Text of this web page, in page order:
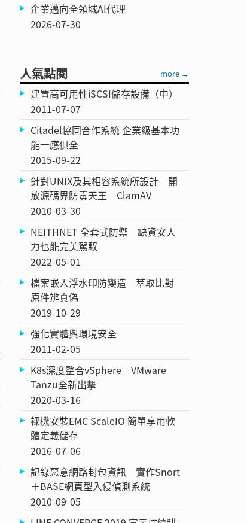
企業邁向全領域AI代理
2026-07-30
人氣點閱 more →
建置高可用性iSCSI儲存設備（中）
2011-07-07
Citadel協同合作系統 企業級基本功
能一應俱全
2015-09-22
針對UNIX及其相容系統所設計 開
放源碼界防毒天王—ClamAV
2010-03-30
NEITHNET 全套式防禦 缺資安人
力也能完美駕馭
2022-05-01
檔案嵌入浮水印防變造 萃取比對
原件辨真偽
2019-10-29
強化實體與環境安全
2011-02-05
K8s深度整合vSphere VMware
Tanzu全新出擊
2020-03-16
裸機安裝EMC ScaleIO 簡單享用軟
體定義儲存
2016-07-06
記錄惡意網路封包資訊 實作Snort
＋BASE網頁型入侵偵測系統
2010-09-05